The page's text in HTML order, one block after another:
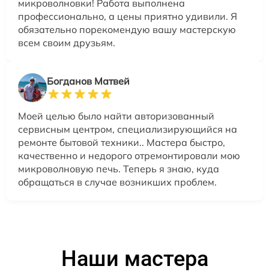
микроволновки! Работа выполнена
профессионально, а цены приятно удивили. Я
обязательно порекомендую вашу мастерскую
всем своим друзьям.
Богданов Матвей
Моей целью было найти авторизованный
сервисным центром, специализирующийся на
ремонте бытовой техники.. Мастера быстро,
качественно и недорого отремонтировали мою
микроволновую печь. Теперь я знаю, куда
обращаться в случае возникших проблем.
Наши мастера